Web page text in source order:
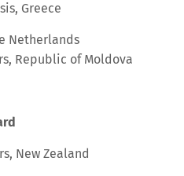
Greece
Netherlands
Republic of Moldova
New Zealand